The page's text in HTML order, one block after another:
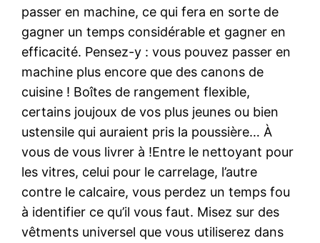
passer en machine, ce qui fera en sorte de
gagner un temps considérable et gagner en
efficacité. Pensez-y : vous pouvez passer en
machine plus encore que des canons de
cuisine ! Boîtes de rangement flexible,
certains joujoux de vos plus jeunes ou bien
ustensile qui auraient pris la poussière… À
vous de vous livrer à !Entre le nettoyant pour
les vitres, celui pour le carrelage, l’autre
contre le calcaire, vous perdez un temps fou
à identifier ce qu’il vous faut. Misez sur des
vêtments universel que vous utiliserez dans